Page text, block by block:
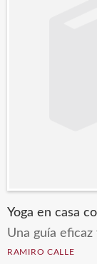
Yoga en casa
Una guía
RAMIRO CALLE